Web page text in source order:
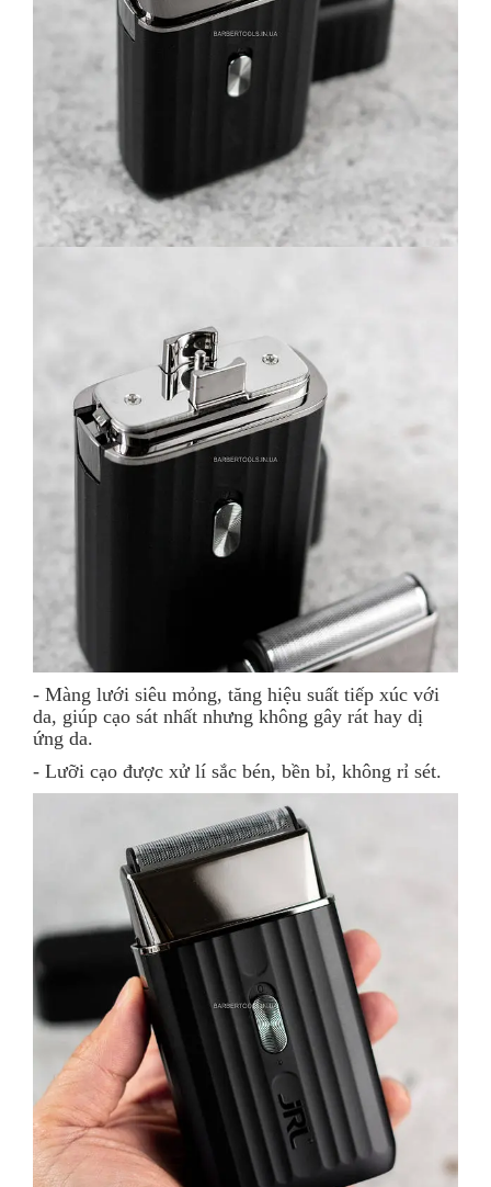
- Màng lưới siêu mỏng, tăng hiệu suất tiếp xúc với
da, giúp cạo sát nhất nhưng không gây rát hay dị
ứng da.
- Lưỡi cạo được xử lí sắc bén, bền bỉ, không rỉ sét.